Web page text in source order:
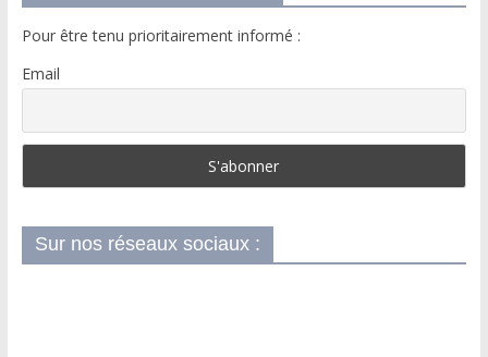
Pour être tenu prioritairement informé :
Email
Sur nos réseaux sociaux :